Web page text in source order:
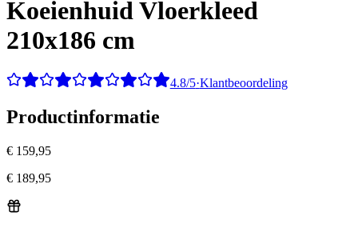
Koeienhuid Vloerkleed
210x186 cm
4.8/5·Klantbeoordeling
Productinformatie
€ 159,95
€ 189,95